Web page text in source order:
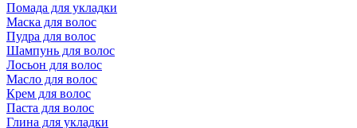
Помада для укладки
Маска для волос
Пудра для волос
Шампунь для волос
Лосьон для волос
Масло для волос
Крем для волос
Паста для волос
Глина для укладки